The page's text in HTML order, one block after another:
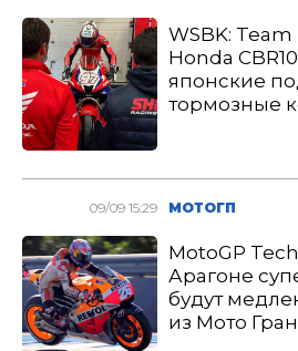
WSBK:
Honda
японские
тормозные
09/09 15:29 МОТОГП
MotoGP
Арагоне
будут
из Мото